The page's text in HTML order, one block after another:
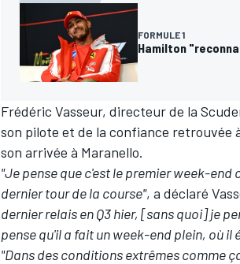
FORMULE 1
Hamilton
Frédéric Vasseur, directeur de la
son pilote et de la confiance retrouvée
son arrivée à Maranello.
"Je pense que c'est le premier week-
dernier tour de la course", a déclaré
dernier relais en Q3 hier, [sans quoi] je
pense qu'il a fait un week-end plein, où
"Dans des conditions extrêmes comme